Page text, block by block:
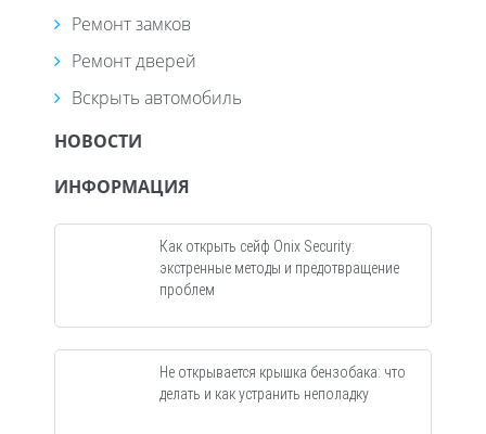
Ремонт замков
Ремонт дверей
Вскрыть автомобиль
НОВОСТИ
ИНФОРМАЦИЯ
Как открыть сейф Onix Security:
экстренные методы и предотвращение
проблем
Не открывается крышка бензобака: что
делать и как устранить неполадку